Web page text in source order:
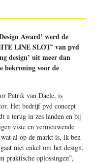
Award’ werd de
LINE SLOT’ van pvd
design’ uit meer dan
bekroning voor de
Patrik van Daele, is
Het bedrijf pvd concept
u terug in zes landen en bij
visie en vernieuwende
wat al op de markt is, ik ben
niet enkel om het design,
praktische oplossingen”,